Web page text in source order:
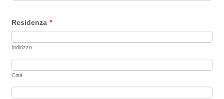
Residenza *
Indirizzo
Città